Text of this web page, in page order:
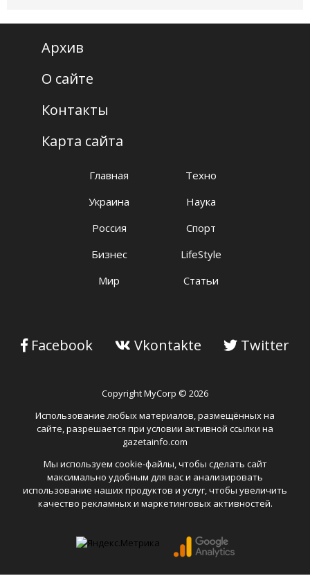
Copyright MyCorp © 2026
Использование любых материалов, размещённых на
сайте, разрешается при условии активной ссылки на
gazetainfo.com
Мы используем cookie-файлы, чтобы сделать сайт
максимально удобным для вас и анализировать
использование наших продуктов и услуг, чтобы увеличить
качество рекламных и маркетинговых активностей.
Главная
Украина
Россия
Бизнес
Мир
Техно
Наука
Спорт
LifeStyle
Статьи
Facebook Vkontakte Twitter
Архив
О сайте
Контакты
Карта сайта